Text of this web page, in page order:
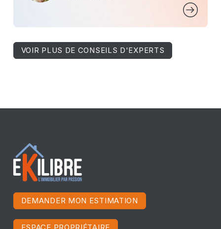
VOIR PLUS DE CONSEILS D'EXPERTS
DEMANDER MON ESTIMATION